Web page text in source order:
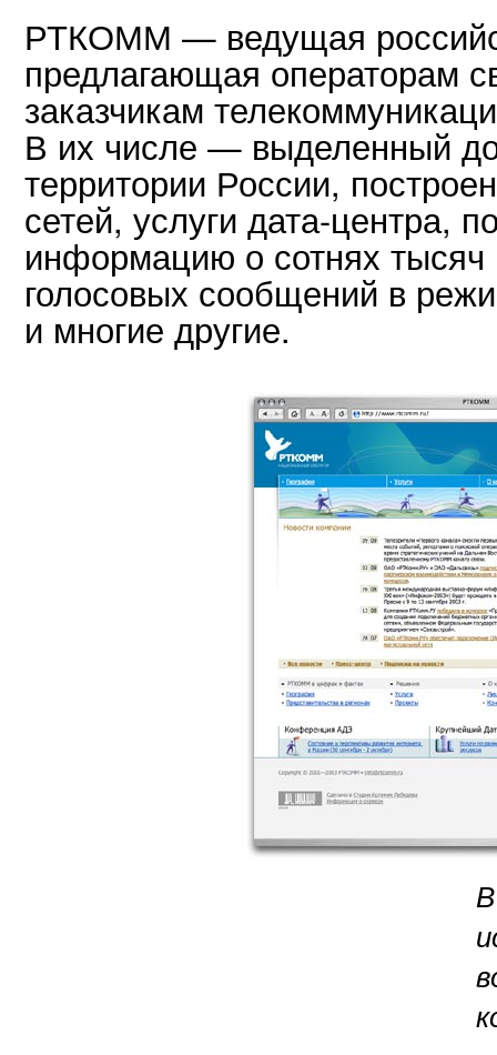
РТКОММ — ведущая
предлагающая операторам
заказчикам
В их числе — выделенный
территории России,
сетей, услуги дата-центра,
информацию о сотнях тысяч
голосовых сообщений в
и многие другие.